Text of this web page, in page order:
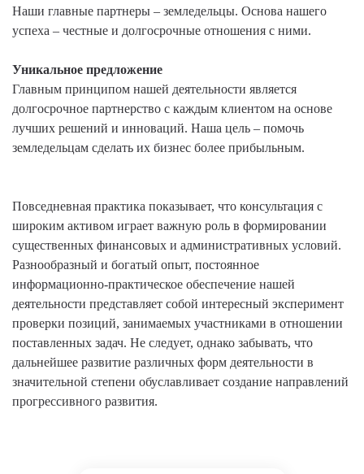
Наши главные партнеры – земледельцы. Основа нашего
успеха – честные и долгосрочные отношения с ними.
Уникальное предложение
Главным принципом нашей деятельности является
долгосрочное партнерство с каждым клиентом на основе
лучших решений и инноваций. Наша цель – помочь
земледельцам сделать их бизнес более прибыльным.
Повседневная практика показывает, что консультация с
широким активом играет важную роль в формировании
существенных финансовых и административных условий.
Разнообразный и богатый опыт, постоянное
информационно-практическое обеспечение нашей
деятельности представляет собой интересный эксперимент
проверки позиций, занимаемых участниками в отношении
поставленных задач. Не следует, однако забывать, что
дальнейшее развитие различных форм деятельности в
значительной степени обуславливает создание направлений
прогрессивного развития.